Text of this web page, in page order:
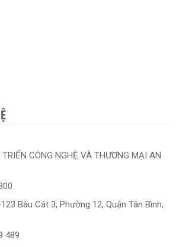
CÔNG NGHỆ VÀ THƯƠNG MẠI AN
Bàu Cát 3, Phường 12, Quận Tân Bình,
489